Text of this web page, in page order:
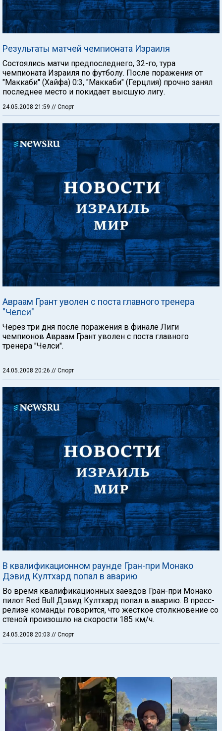
Результаты матчей чемпионата Израиля
Состоялись матчи предпоследнего, 32-го, тура
чемпионата Израиля по футболу. После поражения от
"Маккаби" (Хайфа) 0:3, "Маккаби" (Герцлия) прочно занял
последнее место и покидает высшую лигу.
24.05.2008 21:59 // Спорт
Авраам Грант уволен с поста главного тренера
"Челси"
Через три дня после поражения в финале Лиги
чемпионов Авраам Грант уволен с поста главного
тренера "Челси".
24.05.2008 20:26 // Спорт
В квалификационном раунде Гран-при Монако
Дэвид Култхард попал в аварию
Во время квалификационных заездов Гран-при Монако
пилот Red Bull Дэвид Култхард попал в аварию. В пресс-
релизе команды говорится, что жесткое столкновение со
стеной произошло на скорости 185 км/ч.
24.05.2008 20:03 // Спорт